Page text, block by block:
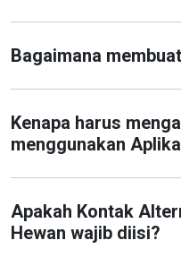
Bagaimana
Kenapa harus
menggunakan
Apakah Kontak
Hewan wajib diisi?